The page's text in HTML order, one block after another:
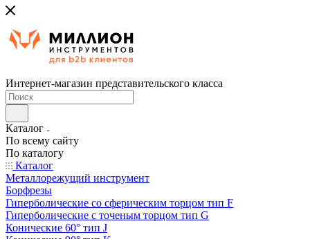
Интернет-магазин представительского класса
Каталог
По всему сайту
По каталогу
Каталог
Металлорежущий инструмент
Борфрезы
Гиперболические cо сферическим торцом тип F
Гиперболические с точеным торцом тип G
Конические 60° тип J